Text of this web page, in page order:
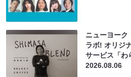
ニューヨーク
ラボ! オリジ
サービス「わ
2026.08.06